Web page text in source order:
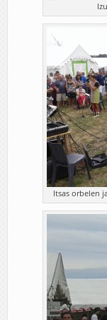
Itsas orbelen